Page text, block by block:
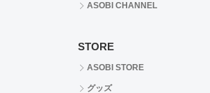
ASOBI CHANNEL
STORE
ASOBI STORE
グッズ